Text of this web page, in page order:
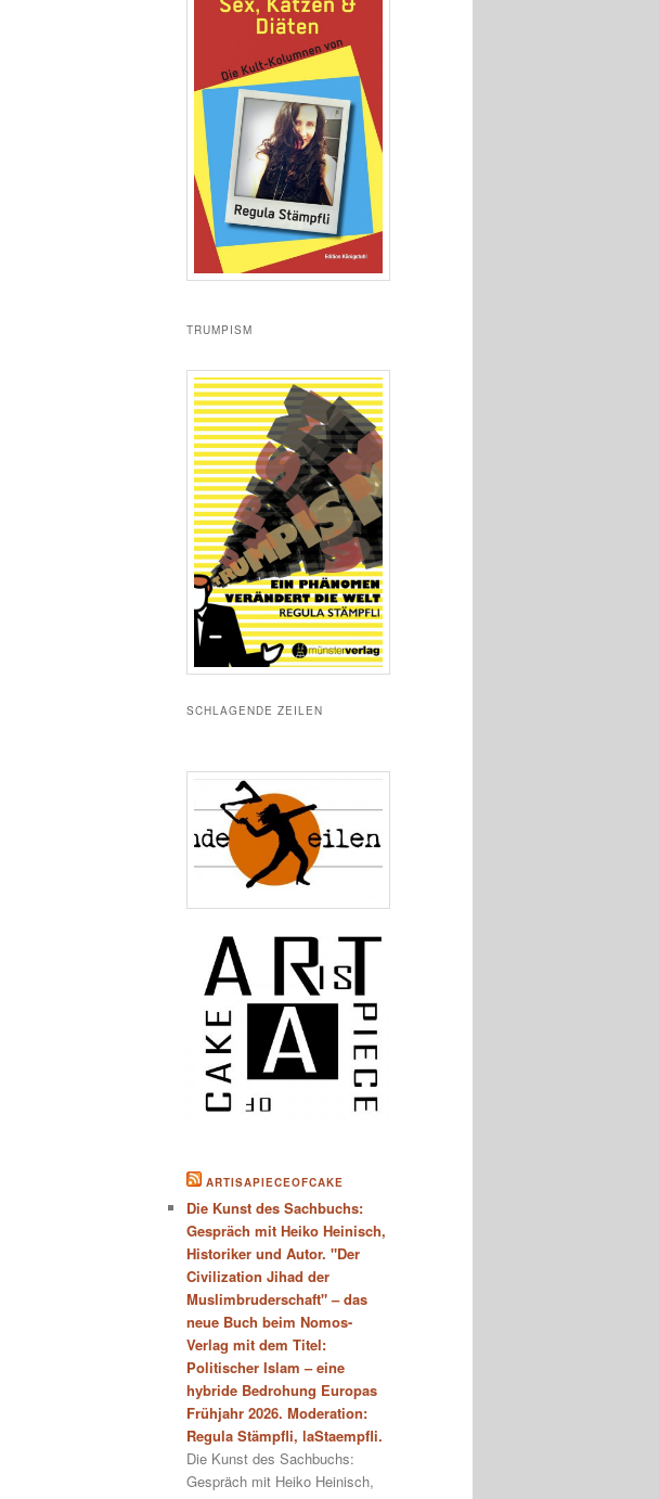
TRUMPISM
SCHLAGENDE ZEILEN
ARTISAPIECEOFCAKE
Die Kunst des Sachbuchs:
Gespräch mit Heiko Heinisch,
Historiker und Autor. "Der
Civilization Jihad der
Muslimbruderschaft" – das
neue Buch beim Nomos-
Verlag mit dem Titel:
Politischer Islam – eine
hybride Bedrohung Europas
Frühjahr 2026. Moderation:
Regula Stämpfli, laStaempfli.
Die Kunst des Sachbuchs:
Gespräch mit Heiko Heinisch,